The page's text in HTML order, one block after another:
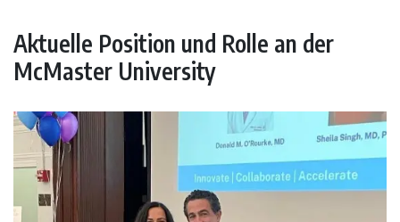
Aktuelle Position und Rolle an der
McMaster University